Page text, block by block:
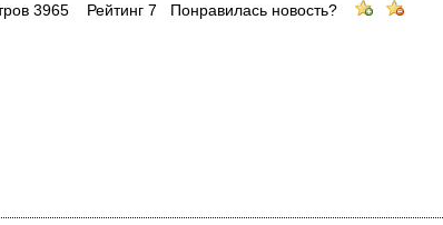
3965 Рейтинг 7 Понравилась новость?